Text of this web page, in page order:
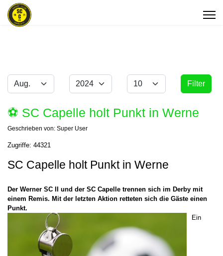
Filter
Monat Jahr Anzeige #
Filter
⚽️ SC Capelle holt Punkt in Werne
Geschrieben von: Super User
Zugriffe: 44321
SC Capelle holt Punkt in Werne
Der Werner SC II und der SC Capelle trennen sich im Derby mit
einem Remis. Mit der letzten Aktion retteten sich die Gäste einen
Punkt.
Ein